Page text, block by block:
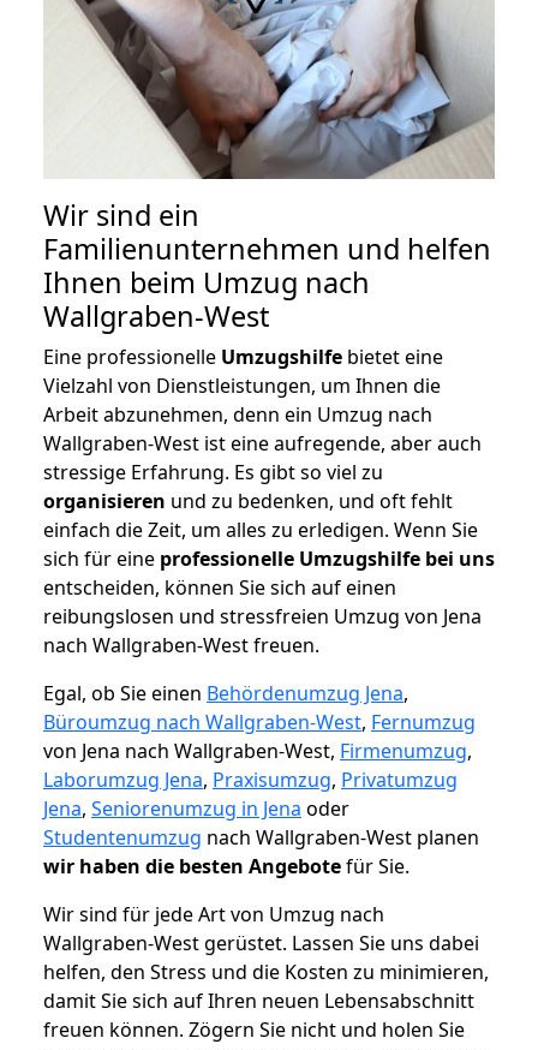
Wir sind ein
Familienunternehmen und helfen
Ihnen beim Umzug nach
Wallgraben-West
Eine professionelle Umzugshilfe bietet eine
Vielzahl von Dienstleistungen, um Ihnen die
Arbeit abzunehmen, denn ein Umzug nach
Wallgraben-West ist eine aufregende, aber auch
stressige Erfahrung. Es gibt so viel zu
organisieren und zu bedenken, und oft fehlt
einfach die Zeit, um alles zu erledigen. Wenn Sie
sich für eine professionelle Umzugshilfe bei uns
entscheiden, können Sie sich auf einen
reibungslosen und stressfreien Umzug von Jena
nach Wallgraben-West freuen.
Egal, ob Sie einen Behördenumzug Jena,
Büroumzug nach Wallgraben-West, Fernumzug
von Jena nach Wallgraben-West, Firmenumzug,
Laborumzug Jena, Praxisumzug, Privatumzug
Jena, Seniorenumzug in Jena oder
Studentenumzug nach Wallgraben-West planen
wir haben die besten Angebotefür Sie.
Wir sind für jede Art von Umzug nach
Wallgraben-West gerüstet. Lassen Sie uns dabei
helfen, den Stress und die Kosten zu minimieren,
damit Sie sich auf Ihren neuen Lebensabschnitt
freuen können. Zögern Sie nicht und holen Sie